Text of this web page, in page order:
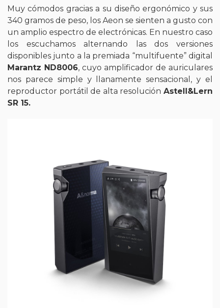
Muy cómodos gracias a su diseño ergonómico y sus
340 gramos de peso, los Aeon se sienten a gusto con
un amplio espectro de electrónicas. En nuestro caso
los escuchamos alternando las dos versiones
disponibles junto a la premiada “multifuente” digital
Marantz ND8006, cuyo amplificador de auriculares
nos parece simple y llanamente sensacional, y el
reproductor portátil de alta resolución Astell&Lern
SR 15.